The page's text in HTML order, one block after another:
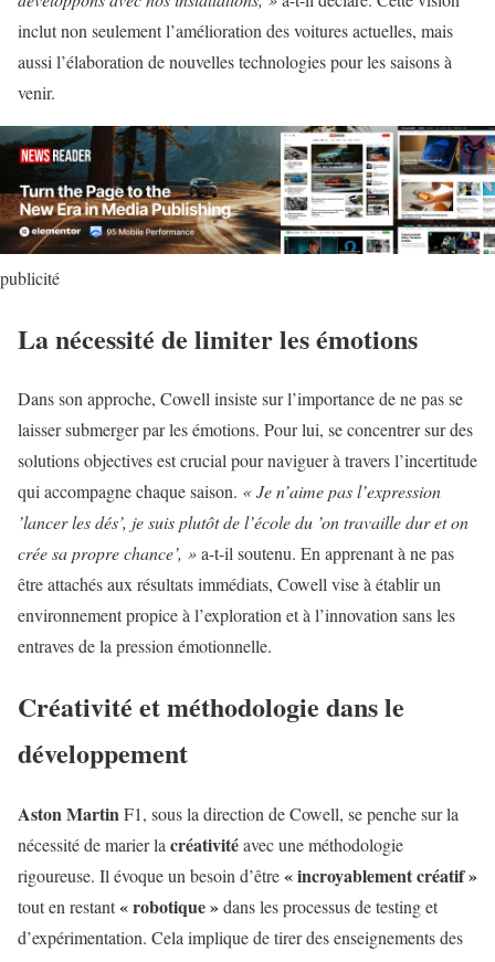
inclut non seulement l’amélioration des voitures actuelles, mais
aussi l’élaboration de nouvelles technologies pour les saisons à
venir.
publicité
La nécessité de limiter les émotions
Dans son approche, Cowell insiste sur l’importance de ne pas se
laisser submerger par les émotions. Pour lui, se concentrer sur des
solutions objectives est crucial pour naviguer à travers l’incertitude
qui accompagne chaque saison. « Je n’aime pas l’expression
’lancer les dés’, je suis plutôt de l’école du ’on travaille dur et on
crée sa propre chance’, »a-t-il soutenu. En apprenant à ne pas
être attachés aux résultats immédiats, Cowell vise à établir un
environnement propice à l’exploration et à l’innovation sans les
entraves de la pression émotionnelle.
Créativité et méthodologie dans le
développement
Aston MartinF1, sous la direction de Cowell, se penche sur la
nécessité de marier lacréativitéavec une méthodologie
rigoureuse. Il évoque un besoin d’être« incroyablement créatif »
tout en restant« robotique »dans les processus de testing et
d’expérimentation. Cela implique de tirer des enseignements des